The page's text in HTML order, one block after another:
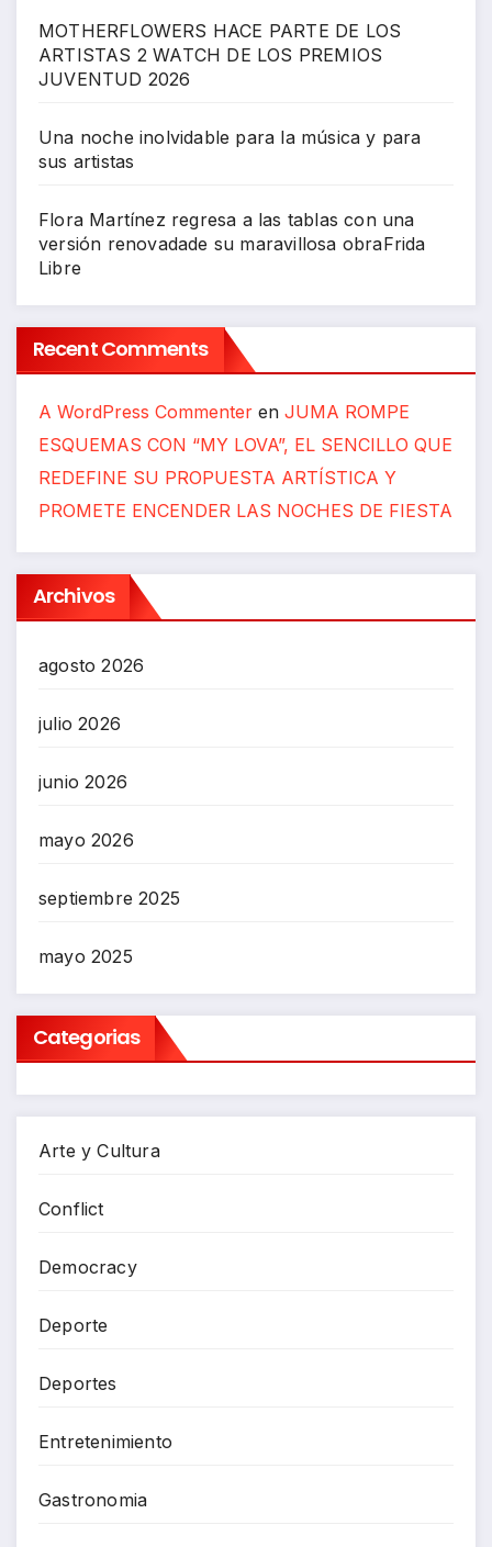
MOTHERFLOWERS HACE PARTE DE LOS
ARTISTAS 2 WATCH DE LOS PREMIOS
JUVENTUD 2026
Una noche inolvidable para la música y para
sus artistas
Flora Martínez regresa a las tablas con una
versión renovadade su maravillosa obraFrida
Libre
Recent Comments
A WordPress Commenter en JUMA ROMPE
ESQUEMAS CON “MY LOVA”, EL SENCILLO QUE
REDEFINE SU PROPUESTA ARTÍSTICA Y
PROMETE ENCENDER LAS NOCHES DE FIESTA
Archivos
agosto 2026
julio 2026
junio 2026
mayo 2026
septiembre 2025
mayo 2025
Categorias
Arte y Cultura
Conflict
Democracy
Deporte
Deportes
Entretenimiento
Gastronomia